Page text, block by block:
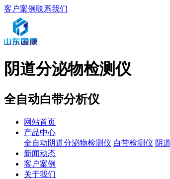
客户案例联系我们
阴道分泌物检测仪
全自动白带分析仪
网站首页
产品中心
全自动阴道分泌物检测仪 白带检测仪 阴
新闻动态
客户案例
关于我们